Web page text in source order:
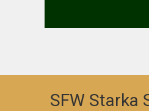
SFW Starka